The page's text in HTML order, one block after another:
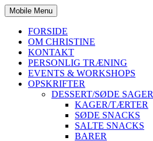
Mobile Menu
FORSIDE
OM CHRISTINE
KONTAKT
PERSONLIG TRÆNING
EVENTS & WORKSHOPS
OPSKRIFTER
DESSERT/SØDE SAGER
KAGER/TÆRTER
SØDE SNACKS
SALTE SNACKS
BARER